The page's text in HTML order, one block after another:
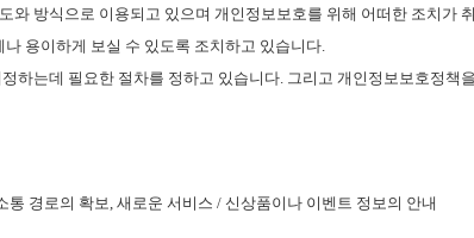
방식으로 이용되고 있으며 개인정보보호를 위해 어떠한 조치가
용이하게 보실 수 있도록 조치하고 있습니다.
하는데 필요한 절차를 정하고 있습니다. 그리고 개인정보보호정책
통 경로의 확보, 새로운 서비스 / 신상품이나 이벤트 정보의 안내